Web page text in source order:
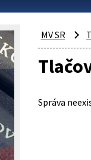
MV SR
Správa